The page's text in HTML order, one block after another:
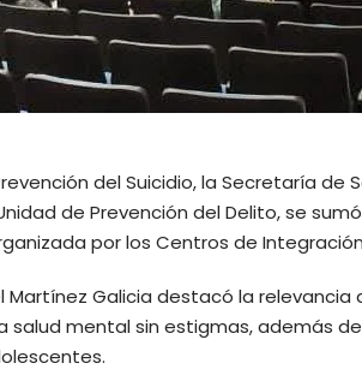
del Suicidio, la Secretaría de
de Prevención del Delito, se
por los Centros de
Martínez Galicia destacó la relevancia
mental sin estigmas, además